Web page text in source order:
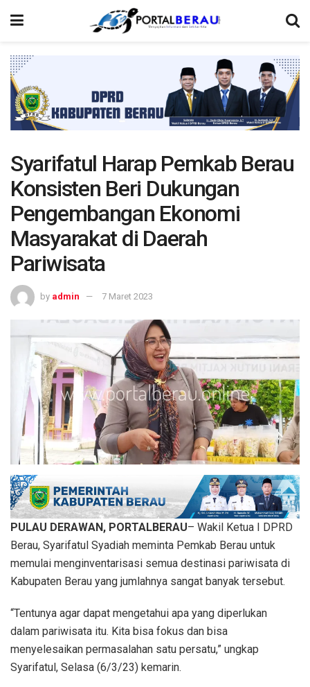
Syarifatul Harap Pemkab Berau
Konsisten Beri Dukungan
Pengembangan Ekonomi
Masyarakat di Daerah
Pariwisata
by admin 7 Maret 2023
PULAU DERAWAN, PORTALBERAU– Wakil Ketua I DPRD
Berau, Syarifatul Syadiah meminta Pemkab Berau untuk
memulai menginventarisasi semua destinasi pariwisata di
Kabupaten Berau yang jumlahnya sangat banyak tersebut.
“Tentunya agar dapat mengetahui apa yang diperlukan
dalam pariwisata itu. Kita bisa fokus dan bisa
menyelesaikan permasalahan satu persatu,” ungkap
Syarifatul, Selasa (6/3/23) kemarin.